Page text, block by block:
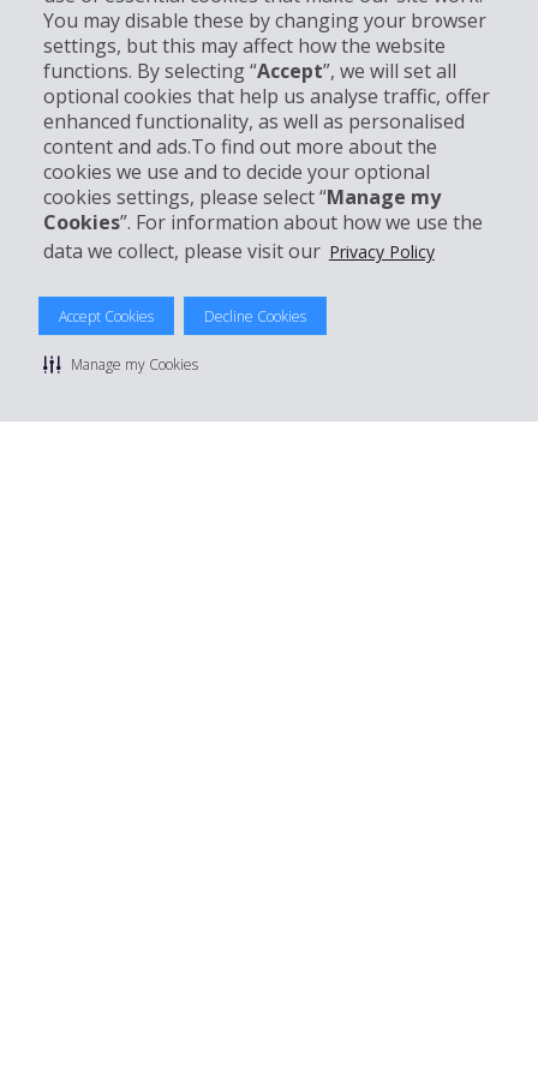
You may disable these by changing your browser
settings, but this may affect how the website
functions. By selecting “Accept”, we will set all
optional cookies that help us analyse traffic, offer
enhanced functionality, as well as personalised
content and ads.To find out more about the
cookies we use and to decide your optional
cookies settings, please select “Manage my
Cookies”. For information about how we use the
data we collect, please visit our Privacy Policy
Accept Cookies Decline Cookies
Manage my Cookies
Entreprise
Support client
Réserver avec Hertz
© 2026 The Hertz System, Inc.
Politique de confidentialité | Conditions d'utilisation du site
Conditions de location
Gérer mes cookies